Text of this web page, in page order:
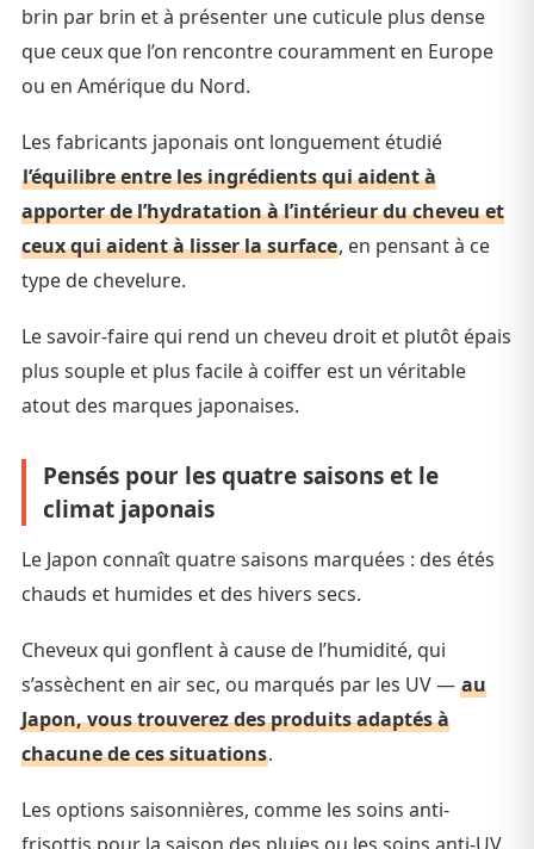
brin par brin et à présenter une cuticule plus dense
que ceux que l’on rencontre couramment en Europe
ou en Amérique du Nord.
Les fabricants japonais ont longuement étudié
l’équilibre entre les ingrédients qui aident à
apporter de l’hydratation à l’intérieur du cheveu et
ceux qui aident à lisser la surface, en pensant à ce
type de chevelure.
Le savoir-faire qui rend un cheveu droit et plutôt épais
plus souple et plus facile à coiffer est un véritable
atout des marques japonaises.
Pensés pour les quatre saisons et le
climat japonais
Le Japon connaît quatre saisons marquées : des étés
chauds et humides et des hivers secs.
Cheveux qui gonflent à cause de l’humidité, qui
s’assèchent en air sec, ou marqués par les UV — au
Japon, vous trouverez des produits adaptés à
chacune de ces situations.
Les options saisonnières, comme les soins anti-